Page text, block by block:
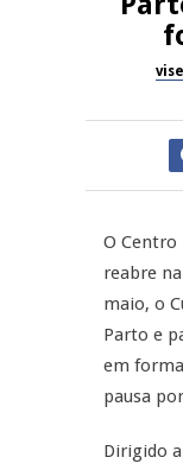
Dia do Foral em São
Pesqueira
Summer Fusion
Sernancelhe
REPORTAGENS
Festas do Concelho
MANGUALDE
11º Encontro
Amador de
Now Opinião –
Antunes:
Exames
O Centro
reabre
maio, o
Parto e
em
pausa
Dirigido